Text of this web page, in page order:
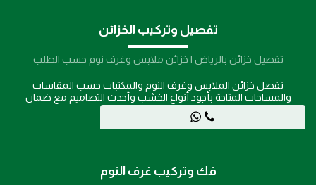
تفصيل وتركيب الخزائن
تفصيل خزائن بالرياض | خزائن ملابس وغرف نوم حسب الطلب
نفصل خزائن الملابس وغرف النوم والمكتبات حسب المقاسات
والمساحات المتاحة بأجود أنواع الخشب وأحدث التصاميم مع ضمان
فك وتركيب غرف النوم